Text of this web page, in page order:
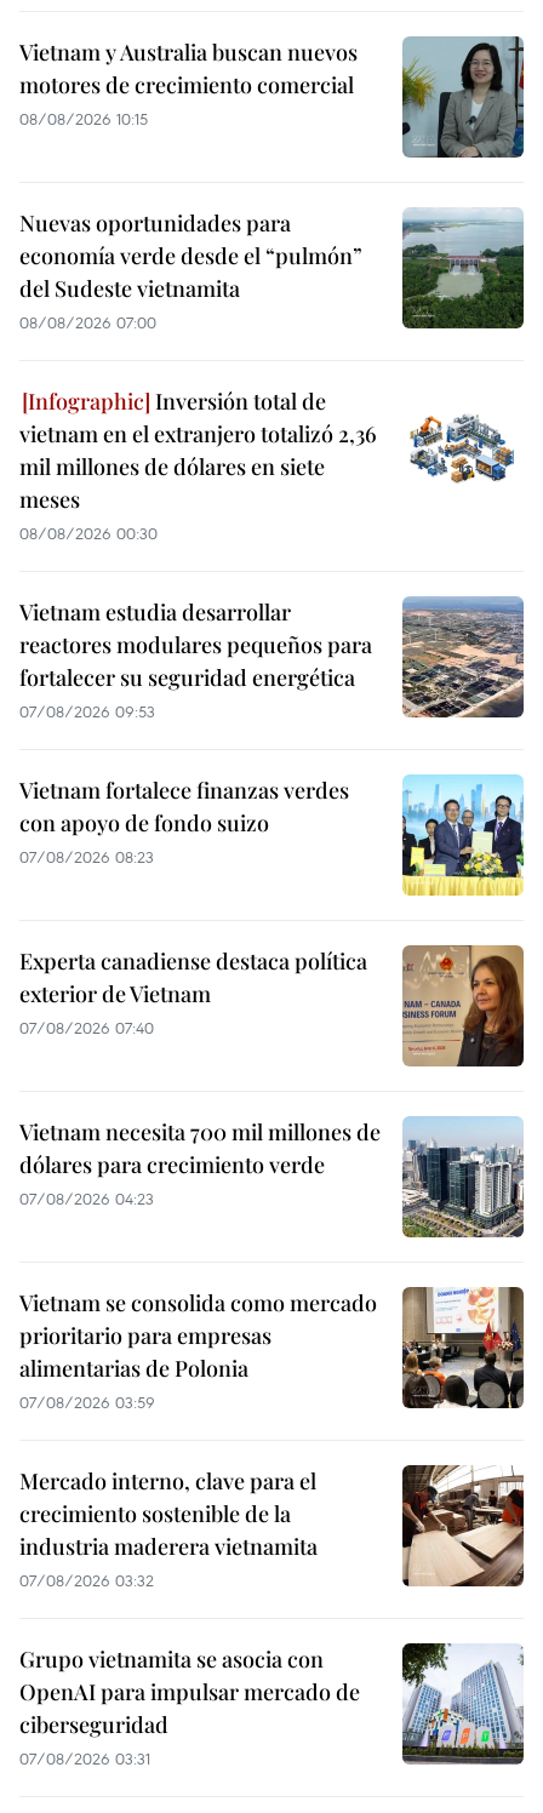
Vietnam y Australia buscan nuevos
motores de crecimiento comercial
08/08/2026 10:15
Nuevas oportunidades para
economía verde desde el “pulmón”
del Sudeste vietnamita
08/08/2026 07:00
Inversión total de
vietnam en el extranjero totalizó 2,36
mil millones de dólares en siete
meses
08/08/2026 00:30
Vietnam estudia desarrollar
reactores modulares pequeños para
fortalecer su seguridad energética
07/08/2026 09:53
Vietnam fortalece finanzas verdes
con apoyo de fondo suizo
07/08/2026 08:23
Experta canadiense destaca política
exterior de Vietnam
07/08/2026 07:40
Vietnam necesita 700 mil millones de
dólares para crecimiento verde
07/08/2026 04:23
Vietnam se consolida como mercado
prioritario para empresas
alimentarias de Polonia
07/08/2026 03:59
Mercado interno, clave para el
crecimiento sostenible de la
industria maderera vietnamita
07/08/2026 03:32
Grupo vietnamita se asocia con
OpenAI para impulsar mercado de
ciberseguridad
07/08/2026 03:31